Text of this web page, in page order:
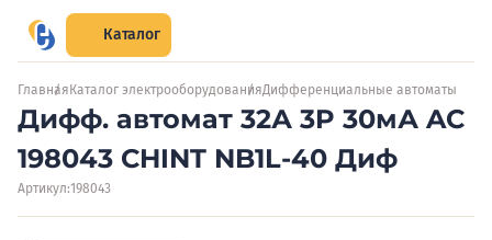
Каталог
Главная Каталог электрооборудованияДифференциальные автоматы
Дифф. автомат 32А 3P 30мА AC
198043 CHINT NB1L-40 Диф
Артикул:198043